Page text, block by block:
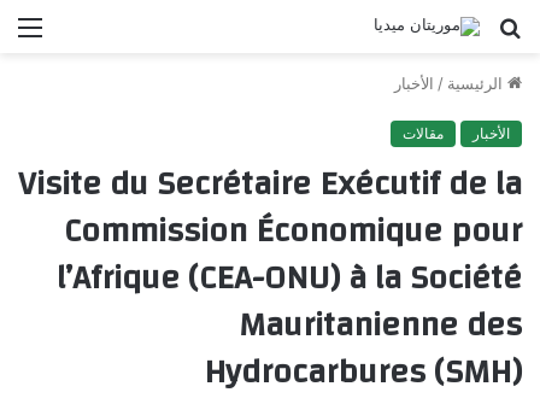
بحث
الرئيسية / الأخبار
الأخبار مقالات
Visite du Secrétaire Exécutif de la
Commission Économique pour
l’Afrique (CEA-ONU) à la Société
Mauritanienne des
Hydrocarbures (SMH)